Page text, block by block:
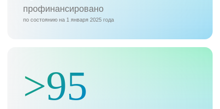
профинансировано
по состоянию на 1 января 2025 года
>95